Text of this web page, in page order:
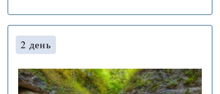
❅
2 день
. ❄
❆
❅
❄ ❅
❆